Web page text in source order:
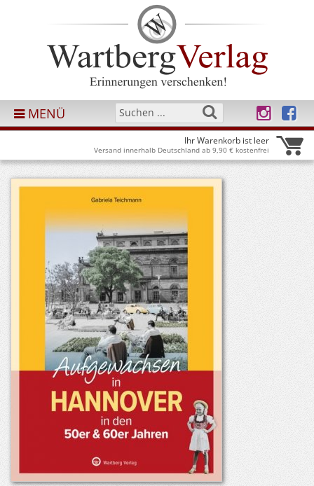
MENÜ
Ihr Warenkorb ist leer
Versand innerhalb Deutschland ab 9,90 € kostenfrei